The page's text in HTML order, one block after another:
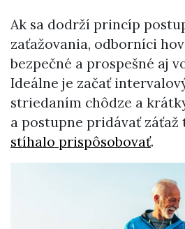
Ak sa dodrží princíp
zaťažovania, odborníci
bezpečné a prospešné aj
Ideálne je začať
striedaním chôdze a
a postupne pridávať záťaž
stíhalo prispôsobovať.